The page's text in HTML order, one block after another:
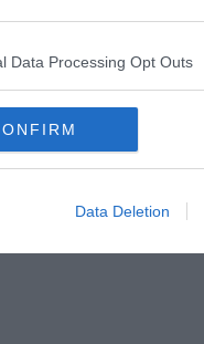
Data Processing Opt Outs
Data Deletion